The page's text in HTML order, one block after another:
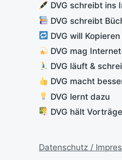
DVG schreibt ins
DVG schreibt
DVG will
DVG mag
DVG läuft &
DVG macht
DVG lernt dazu
DVG hält Vorträge
Datenschutz /